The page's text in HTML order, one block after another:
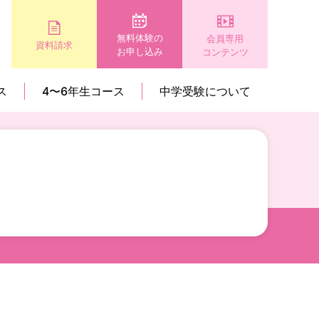
資料請求
無料体験の
お申し込み
会員専用
コンテンツ
4〜6年生コース 中学受験について